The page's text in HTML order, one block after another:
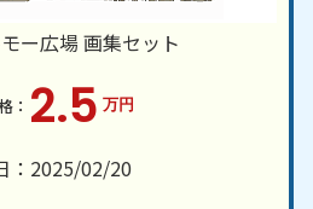
ー広場 画集セット
2.5 万円
：2025/02/20